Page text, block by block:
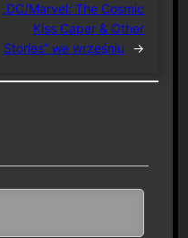
„DC/Marvel: The Cosmic
Kiss Caper & Other
Stories” we wrześniu
→